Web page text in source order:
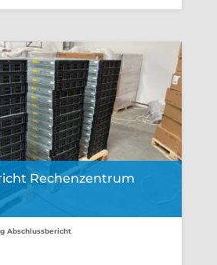
Rechenzentrum
Abschlussbericht